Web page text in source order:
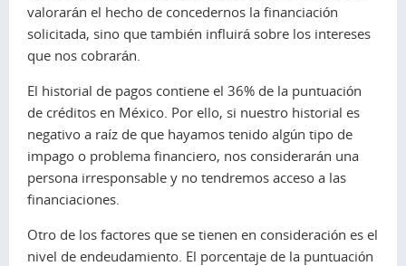
valorarán el hecho de concedernos la financiación
solicitada, sino que también influirá sobre los intereses
que nos cobrarán.
El historial de pagos contiene el 36% de la puntuación
de créditos en México. Por ello, si nuestro historial es
negativo a raíz de que hayamos tenido algún tipo de
impago o problema financiero, nos considerarán una
persona irresponsable y no tendremos acceso a las
financiaciones.
Otro de los factores que se tienen en consideración es el
nivel de endeudamiento. El porcentaje de la puntuación